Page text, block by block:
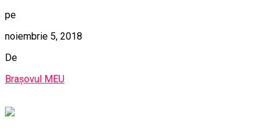
pe
noiembrie 5, 2018
De
Brașovul MEU